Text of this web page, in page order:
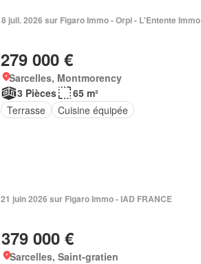
8 juil. 2026 sur Figaro Immo - Orpi - L'Entente Immo
279 000 €
Sarcelles, Montmorency
3 Pièces
65 m²
Terrasse
Cuisine équipée
21 juin 2026 sur Figaro Immo - IAD FRANCE
379 000 €
Sarcelles, Saint-gratien